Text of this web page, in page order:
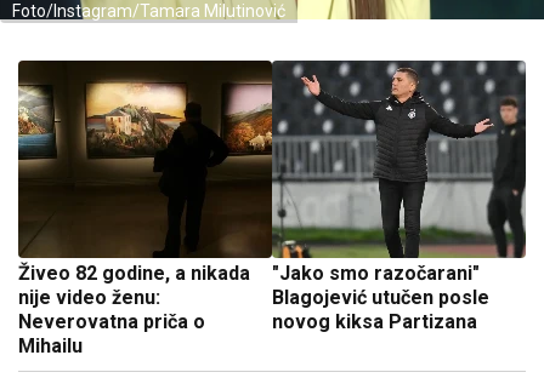
Foto/Instagram/Tamara Milutinović
Živeo 82 godine, a nikada
nije video ženu:
Neverovatna priča o
Mihailu
"Jako smo razočarani"
Blagojević utučen posle
novog kiksa Partizana